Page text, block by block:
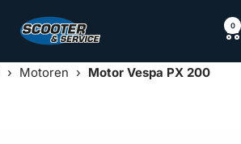
Scooter
Service
0
› Motoren › Motor Vespa PX 200